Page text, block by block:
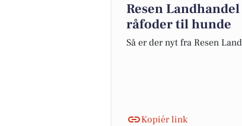
Resen
råfoder til hunde
Så er der nyt fra Resen
Kopiér link